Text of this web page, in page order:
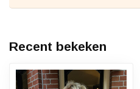
Recent bekeken